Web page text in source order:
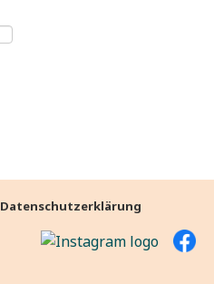
Datenschutzerklärung